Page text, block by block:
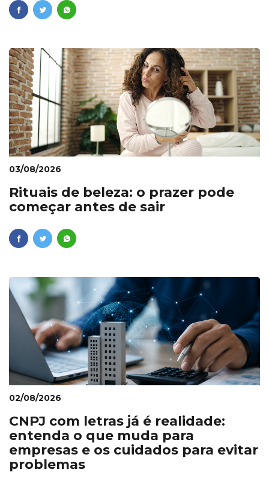
03/08/2026
Rituais de beleza: o prazer pode
começar antes de sair
02/08/2026
CNPJ com letras já é realidade:
entenda o que muda para
empresas e os cuidados para evitar
problemas